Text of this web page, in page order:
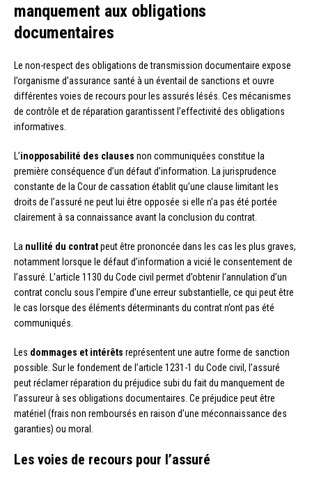
manquement aux obligations
documentaires
Le non-respect des obligations de transmission documentaire expose
l’organisme d’assurance santé à un éventail de sanctions et ouvre
différentes voies de recours pour les assurés lésés. Ces mécanismes
de contrôle et de réparation garantissent l’effectivité des obligations
informatives.
L’inopposabilité des clauses non communiquées constitue la
première conséquence d’un défaut d’information. La jurisprudence
constante de la Cour de cassation établit qu’une clause limitant les
droits de l’assuré ne peut lui être opposée si elle n’a pas été portée
clairement à sa connaissance avant la conclusion du contrat.
La nullité du contratpeut être prononcée dans les cas les plus graves,
notamment lorsque le défaut d’information a vicié le consentement de
l’assuré. L’article 1130 du Code civil permet d’obtenir l’annulation d’un
contrat conclu sous l’empire d’une erreur substantielle, ce qui peut être
le cas lorsque des éléments déterminants du contrat n’ont pas été
communiqués.
Les dommages et intérêts représentent une autre forme de sanction
possible. Sur le fondement de l’article 1231-1 du Code civil, l’assuré
peut réclamer réparation du préjudice subi du fait du manquement de
l’assureur à ses obligations documentaires. Ce préjudice peut être
matériel (frais non remboursés en raison d’une méconnaissance des
garanties) ou moral.
Les voies de recours pour l’assuré